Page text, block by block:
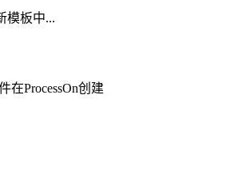
模板中...
在ProcessOn创建